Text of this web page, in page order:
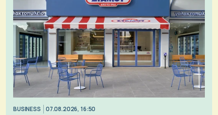
BUSINESS 07.08.2026, 16:50